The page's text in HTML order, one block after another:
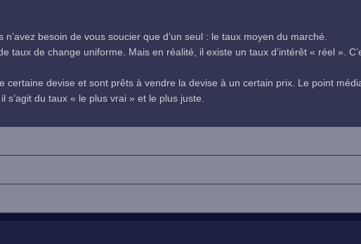
besoin de vous soucier que d’un seul : le taux moyen du marché.
de change uniforme. Mais en réalité, il existe un taux d’intérêt « réel ».
devise et sont prêts à vendre la devise à un certain prix. Le point
du taux « le plus vrai » et le plus juste.